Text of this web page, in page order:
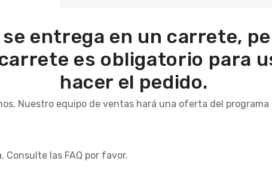
entrega en un carrete,
es obligatorio para
hacer el pedido.
Nuestro equipo de ventas hará una oferta del
las FAQ por favor.